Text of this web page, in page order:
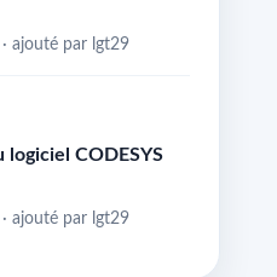
ajouté par lgt29
CODESYS
ajouté par lgt29